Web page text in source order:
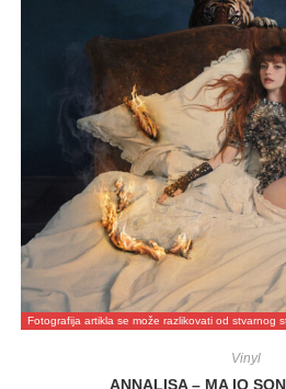
Fotografija artikla se može razlikovati od stvarnog
Vinyl
ANNALISA – MA IO